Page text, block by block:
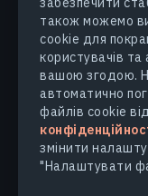
також можемо
cookie для
користувачів та
вашою згодою.
автоматично
файлів cookie
змінити
"Налаштувати
Цінність вівса
покривної
вчасна
значно
ВАСИЛЬ ЧЕРЛІНКА